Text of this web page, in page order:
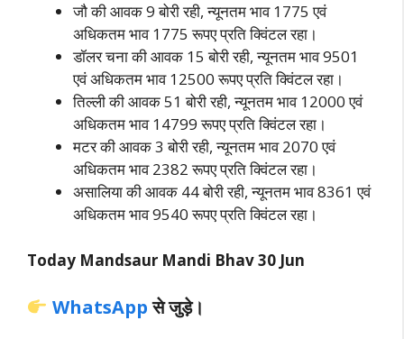
जौ की आवक 9 बोरी रही, न्यूनतम भाव 1775 एवं
अधिकतम भाव 1775 रूपए प्रति क्विंटल रहा।
डॉलर चना की आवक 15 बोरी रही, न्यूनतम भाव 9501
एवं अधिकतम भाव 12500 रूपए प्रति क्विंटल रहा।
तिल्ली की आवक 51 बोरी रही, न्यूनतम भाव 12000 एवं
अधिकतम भाव 14799 रूपए प्रति क्विंटल रहा।
मटर की आवक 3 बोरी रही, न्यूनतम भाव 2070 एवं
अधिकतम भाव 2382 रूपए प्रति क्विंटल रहा।
असालिया की आवक 44 बोरी रही, न्यूनतम भाव 8361 एवं
अधिकतम भाव 9540 रूपए प्रति क्विंटल रहा।
Today Mandsaur Mandi B­hav 30 Jun
WhatsAppसे जुड़े।